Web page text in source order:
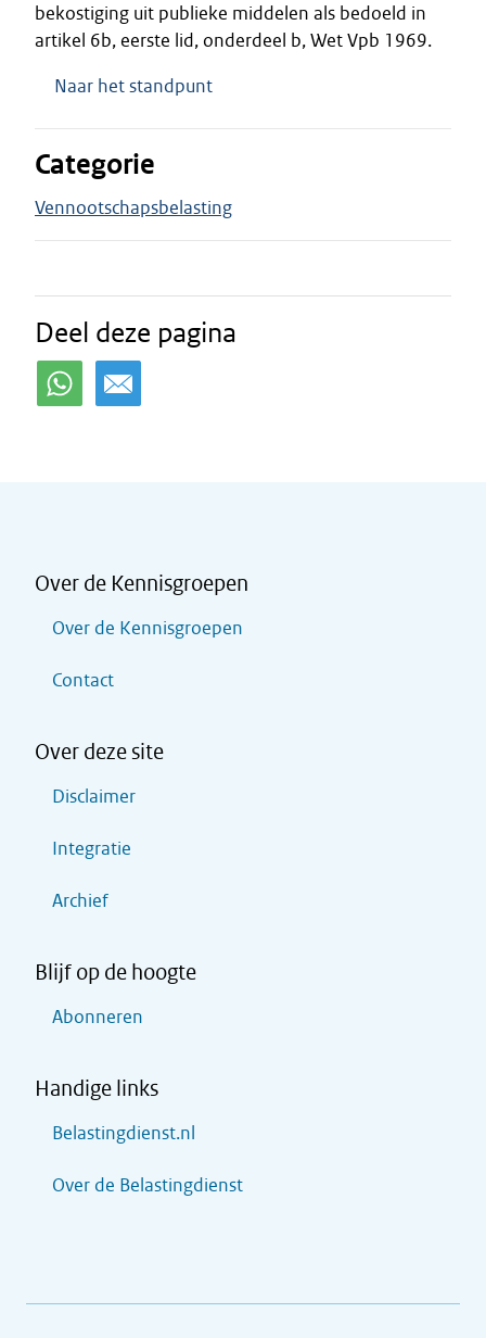
bekostiging uit publieke middelen als bedoeld in
artikel 6b, eerste lid, onderdeel b, Wet Vpb 1969.
Naar het standpunt
Categorie
Vennootschapsbelasting
Deel deze pagina
Over de Kennisgroepen
Over de Kennisgroepen
Contact
Over deze site
Disclaimer
Integratie
Archief
Blijf op de hoogte
Abonneren
Handige links
Belastingdienst.nl
Over de Belastingdienst